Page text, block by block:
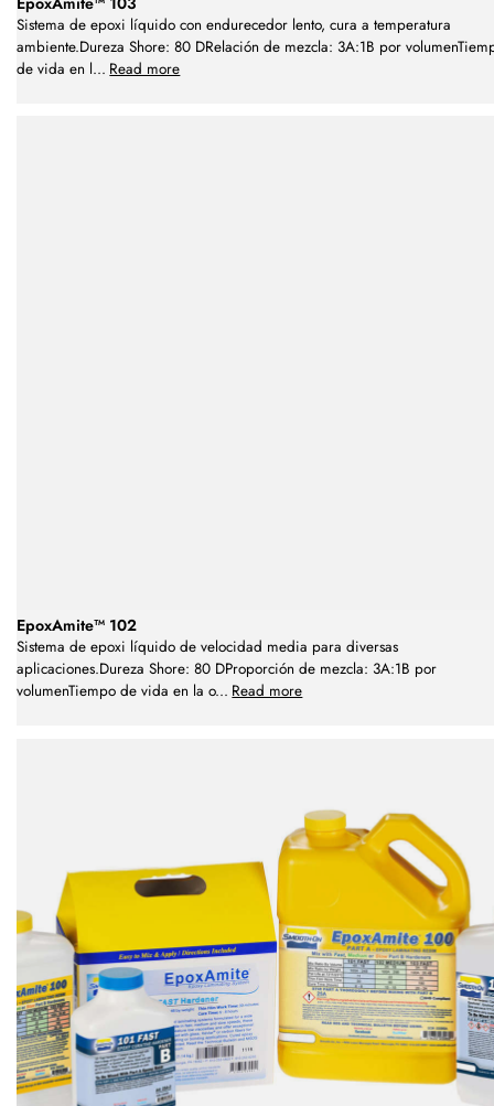
Sistema de epoxi líquido con endurecedor lento, cura a temperatura
ambiente.Dureza Shore: 80 DRelación de mezcla: 3A:1B por
de vida en l... Read more
EpoxAmite™ 102
Sistema de epoxi líquido de velocidad media para diversas
aplicaciones.Dureza Shore: 80 DProporción de mezcla: 3A:1B por
volumenTiempo de vida en la o... Read more